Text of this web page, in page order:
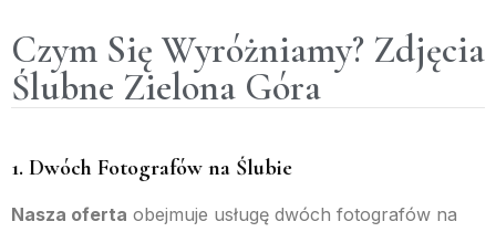
Czym Się Wyróżniamy? Zdjęcia
Ślubne Zielona Góra
1. Dwóch Fotografów na Ślubie
Nasza oferta obejmuje usługę dwóch fotografów na